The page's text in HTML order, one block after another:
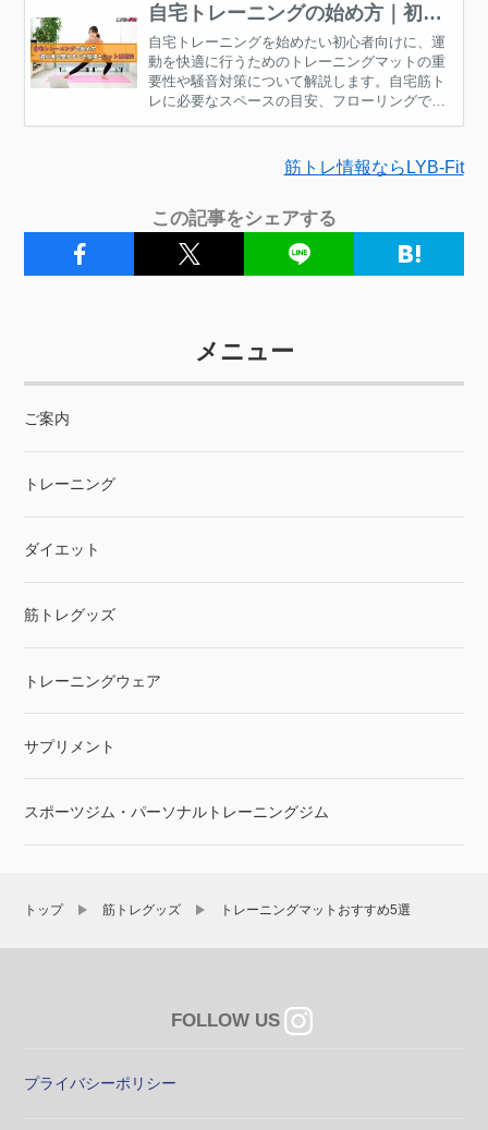
自宅トレーニングの始め方｜初心
者が整えるべき環境とマット活用
法
自宅トレーニングを始めたい初心者向けに、運
動を快適に行うためのトレーニングマットの重
要性や騒音対策について解説します。自宅筋ト
レに必要なスペースの目安、フローリングでト
筋トレ情報ならLYB-Fit
この記事をシェアする
メニュー
ご案内
トレーニング
ダイエット
筋トレグッズ
トレーニングウェア
サプリメント
スポーツジム・パーソナルトレーニングジム
トップ 筋トレグッズ トレーニングマットおすすめ5選
FOLLOW US
プライバシーポリシー